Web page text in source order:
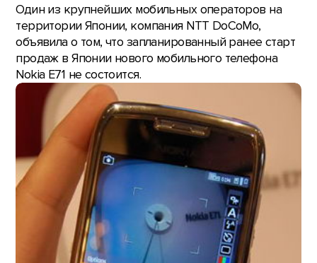
Один из крупнейших мобильных операторов на
территории Японии, компания NTT DoCoMo,
объявила о том, что запланированный ранее старт
продаж в Японии нового мобильного телефона
Nokia E71 не состоится.